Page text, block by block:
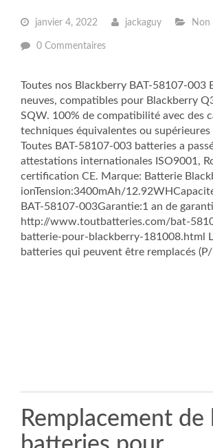
janvier 4, 2022 jackaguy Non
0 Commentaires
Toutes nos Blackberry BAT-58107-003
neuves, compatibles pour Blackberry
SQW. 100% de compatibilité avec des
techniques équivalentes ou supérieures
Toutes BAT-58107-003 batteries a
attestations internationales ISO9001,
certification CE. Marque: Batterie
ionTension:3400mAh/
BAT-58107-003Garantie:1 an de
http://www.toutbatteries.com/bat-
batterie-pour-blackberry-181008.html
batteries qui peuvent être remplacés (P/
Remplacement de